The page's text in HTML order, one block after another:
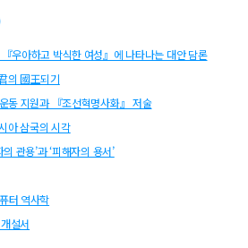
우아하고 박식한 여성』에 나타나는 대안 담론
의 國王되기
동 지원과 『조선혁명사화』 저술
아 삼국의 시각
관용’과 ‘피해자의 용서’
터 역사학
설서